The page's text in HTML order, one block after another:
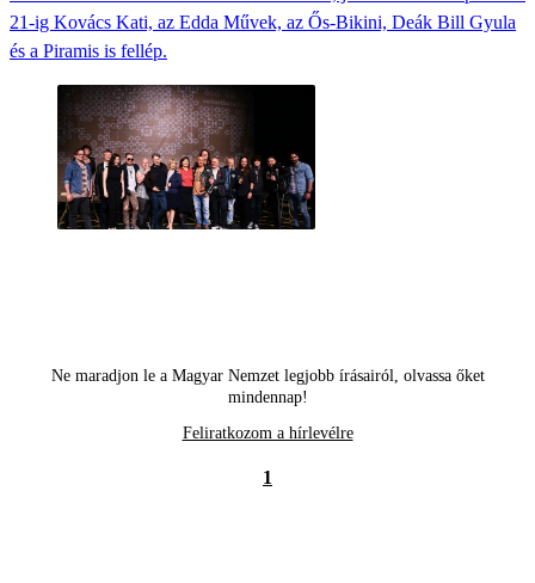
21-ig Kovács Kati, az Edda Művek, az Ős-Bikini, Deák Bill Gyula
és a Piramis is fellép.
Ne maradjon le a Magyar Nemzet legjobb írásairól, olvassa őket
mindennap!
Feliratkozom a hírlevélre
1